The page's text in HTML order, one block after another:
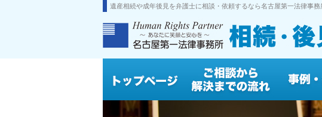
遺産相続や成年後見を弁護士に相談・依頼するなら名古屋第一法律事務